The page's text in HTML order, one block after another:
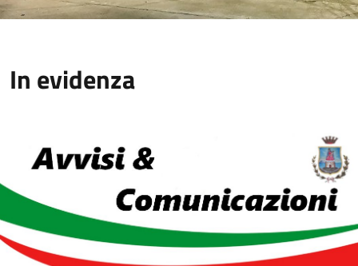
In evidenza